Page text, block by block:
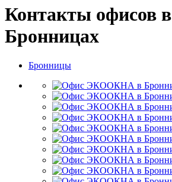
Контакты офисов в
Бронницах
Бронницы